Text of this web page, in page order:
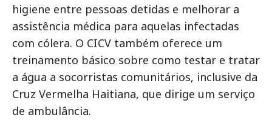
higiene entre pessoas detidas e melhorar a
assistência médica para aquelas infectadas
com cólera. O CICV também oferece um
treinamento básico sobre como testar e tratar
a água a socorristas comunitários, inclusive da
Cruz Vermelha Haitiana, que dirige um serviço
de ambulância.